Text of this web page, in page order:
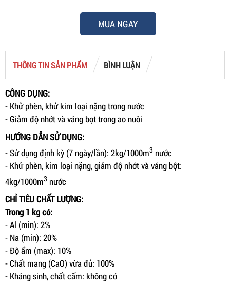
MUA NGAY
THÔNG TIN SẢN PHẨM BÌNH LUẬN
CÔNG DỤNG:
- Khử phèn, khử kim loại nặng trong nước
- Giảm độ nhớt và váng bọt trong ao nuôi
HƯỚNG DẪN SỬ DỤNG:
- Sử dụng định kỳ (7 ngày/lần): 2kg/1000m3 nước
- Khử phèn, kim loại nặng, giảm độ nhớt và váng bột:
4kg/1000m3 nước
CHỈ TIÊU CHẤT LƯỢNG:
Trong 1 kg có:
- Al (min): 2%
- Na (min): 20%
- Độ ẩm (max): 10%
- Chất mang (CaO) vừa đủ: 100%
- Kháng sinh, chất cấm: không có